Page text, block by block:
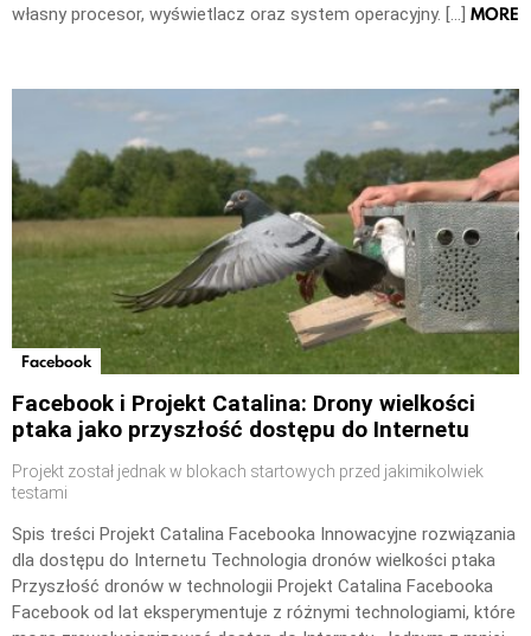
własny procesor, wyświetlacz oraz system operacyjny. […] MORE
Facebook
Facebook i Projekt Catalina: Drony wielkości
ptaka jako przyszłość dostępu do Internetu
Projekt został jednak w blokach startowych przed jakimikolwiek
testami
Spis treści Projekt Catalina Facebooka Innowacyjne rozwiązania
dla dostępu do Internetu Technologia dronów wielkości ptaka
Przyszłość dronów w technologii Projekt Catalina Facebooka
Facebook od lat eksperymentuje z różnymi technologiami, które